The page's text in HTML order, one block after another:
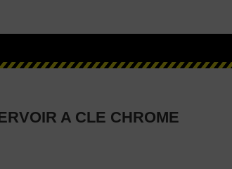
A CLE CHROME